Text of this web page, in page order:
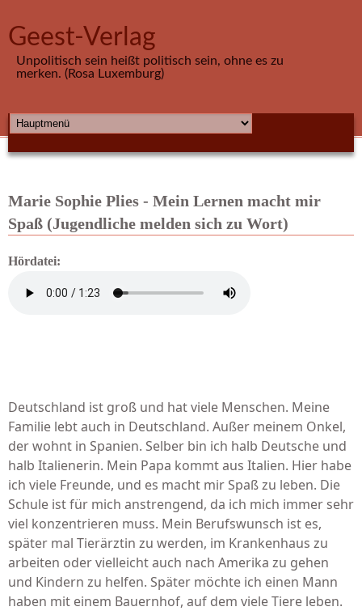
Geest-Verlag
Unpolitisch sein heißt politisch sein, ohne es zu
merken. (Rosa Luxemburg)
HAUPTMENÜ
Marie Sophie Plies - Mein Lernen macht mir
Spaß (Jugendliche melden sich zu Wort)
Hördatei:
Deutschland ist groß und hat viele Menschen. Meine
Familie lebt auch in Deutschland. Außer meinem Onkel,
der wohnt in Spanien. Selber bin ich halb Deutsche und
halb Italienerin. Mein Papa kommt aus Italien. Hier habe
ich viele Freunde, und es macht mir Spaß zu leben. Die
Schule ist für mich anstrengend, da ich mich immer sehr
viel konzentrieren muss. Mein Berufswunsch ist es,
später mal Tierärztin zu werden, im Krankenhaus zu
arbeiten oder vielleicht auch nach Amerika zu gehen
und Kindern zu helfen. Später möchte ich einen Mann
haben mit einem Bauernhof, auf dem viele Tiere leben.